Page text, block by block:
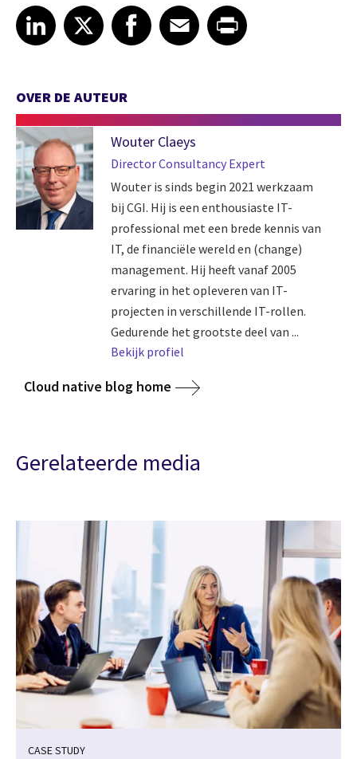
Share article on LinkedIn
LinkedIn
Share article on XShare article on Facebook
Facebook
Share article on Email
EmailShare article on Print
OVER DE AUTEUR
Wouter Claeys
Director Consultancy Expert
Wouter is sinds begin 2021 werkzaam
bij CGI. Hij is een enthousiaste IT-
professional met een brede kennis van
IT, de financiële wereld en (change)
management. Hij heeft vanaf 2005
ervaring in het opleveren van IT-
projecten in verschillende IT-rollen.
Gedurende het grootste deel van ...
Bekijk profiel
Cloud native blog home
Gerelateerde media
CASE STUDY